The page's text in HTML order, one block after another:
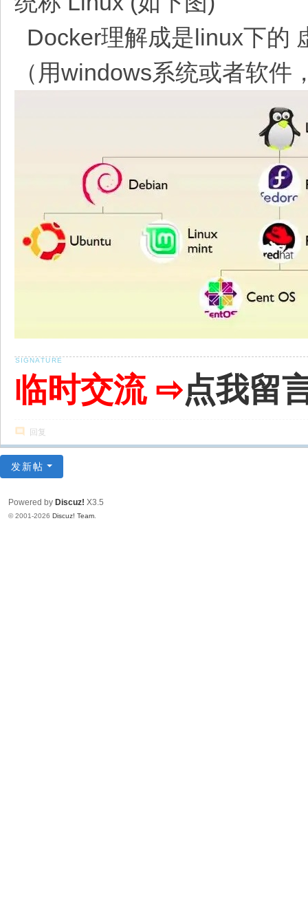
Docker理解成是linux下的
（用windows系统或者软
临时交流 ⇨点我留
回复
发新帖
Powered by Discuz! X3.5
© 2001-2026 Discuz! Team